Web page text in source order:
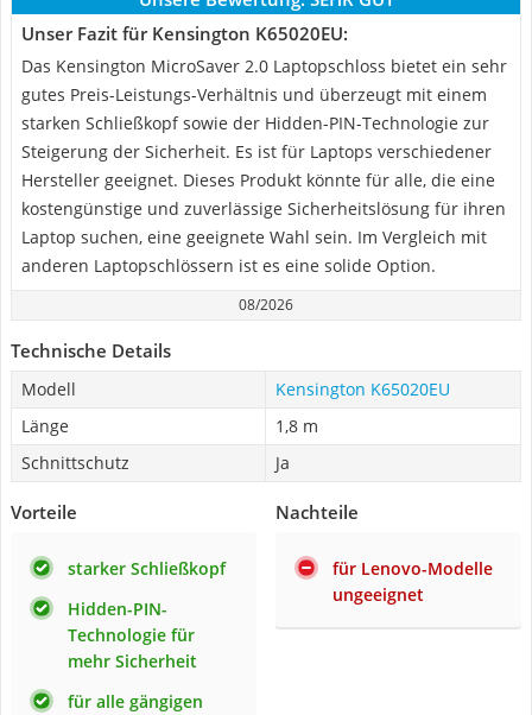
Unser Fazit für Kensington K65020EU:
Das Kensington MicroSaver 2.0 Laptopschloss bietet ein sehr
gutes Preis-Leistungs-Verhältnis und überzeugt mit einem
starken Schließkopf sowie der Hidden-PIN-Technologie zur
Steigerung der Sicherheit. Es ist für Laptops verschiedener
Hersteller geeignet. Dieses Produkt könnte für alle, die eine
kostengünstige und zuverlässige Sicherheitslösung für ihren
Laptop suchen, eine geeignete Wahl sein. Im Vergleich mit
anderen Laptopschlössern ist es eine solide Option.
08/2026
Technische Details
Modell
Kensington K65020EU
Länge
1,8 m
Schnittschutz
Ja
Vorteile
starker Schließkopf
Hidden-PIN-
Technologie für
mehr Sicherheit
für alle gängigen
Nachteile
für Lenovo-Modelle
ungeeignet